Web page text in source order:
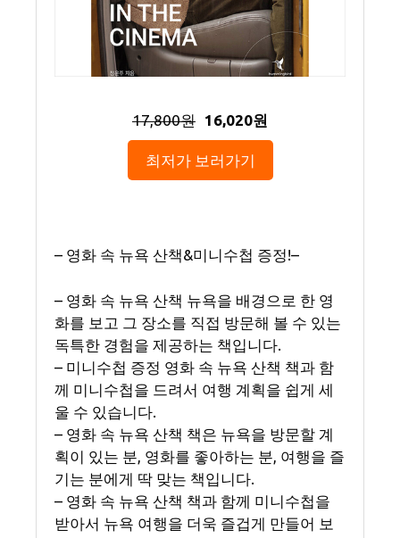
17,800원 16,020원
최저가 보러가기
– 영화 속 뉴욕 산책&미니수첩 증정!–
– 영화 속 뉴욕 산책 뉴욕을 배경으로 한 영
화를 보고 그 장소를 직접 방문해 볼 수 있는
독특한 경험을 제공하는 책입니다.
– 미니수첩 증정 영화 속 뉴욕 산책 책과 함
께 미니수첩을 드려서 여행 계획을 쉽게 세
울 수 있습니다.
– 영화 속 뉴욕 산책 책은 뉴욕을 방문할 계
획이 있는 분, 영화를 좋아하는 분, 여행을 즐
기는 분에게 딱 맞는 책입니다.
– 영화 속 뉴욕 산책 책과 함께 미니수첩을
받아서 뉴욕 여행을 더욱 즐겁게 만들어 보